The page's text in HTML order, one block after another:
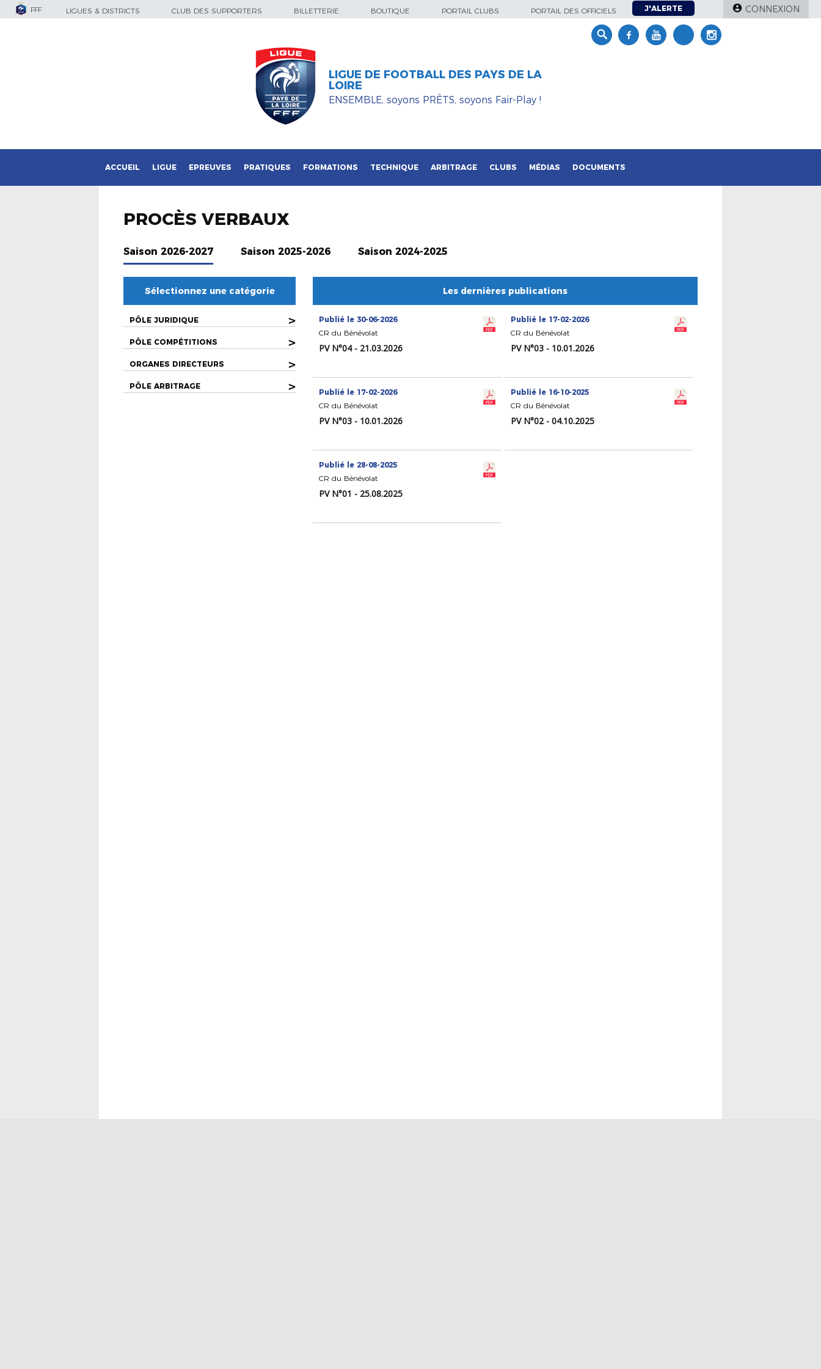
FFF LIGUES & DISTRICTS CLUB DES SUPPORTERS BILLETTERIE BOUTIQUE PORTAIL CLUBS PORTAIL DES OFFICIELS J'ALERTE CONNEXION
LIGUE DE FOOTBALL DES PAYS DE LA
LOIRE
ENSEMBLE, soyons PRÊTS, soyons Fair-Play !
ACCUEIL LIGUE EPREUVES PRATIQUES FORMATIONS TECHNIQUE ARBITRAGE CLUBS MÉDIAS DOCUMENTS
PROCÈS VERBAUX
Saison 2026-2027 Saison 2025-2026 Saison 2024-2025
Sélectionnez une catégorie
PÔLE JURIDIQUE >
PÔLE COMPÉTITIONS >
ORGANES DIRECTEURS >
PÔLE ARBITRAGE >
Les dernières publications
Publié le 30-06-2026
CR du Bénévolat
PV N°04 - 21.03.2026
Publié le 17-02-2026
CR du Bénévolat
PV N°03 - 10.01.2026
Publié le 17-02-2026
CR du Bénévolat
PV N°03 - 10.01.2026
Publié le 16-10-2025
CR du Bénévolat
PV N°02 - 04.10.2025
Publié le 28-08-2025
CR du Bénévolat
PV N°01 - 25.08.2025